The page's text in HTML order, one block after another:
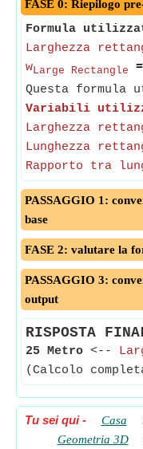
FASE 0: Riepilogo
Formula
Larghezza
wLarge Rectangle =
Questa formula
Variabili
Larghezza
Lunghezza
Rapporto tra
PASSAGGIO 1:
base
FASE 2: valutare la
PASSAGGIO 3:
output
RISPOSTA
25 Metro <--
(Calcolo
Tu sei qui- Casa
Geometria 3D